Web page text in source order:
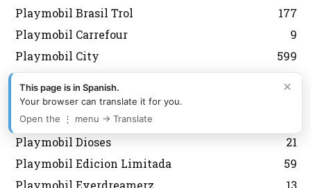
Playmobil Brasil Trol
177
Playmobil Carrefour
9
Playmobil City
599
Playmobil Coleccionista
114
Playmobil Color
Playmobil Country
Playmobil Dioses
21
Playmobil Edicion Limitada
59
Playmobil Everdreamerz
13
×
This page is in Spanish.
Your browser can translate it for you.
Open the ⋮ menu → Translate